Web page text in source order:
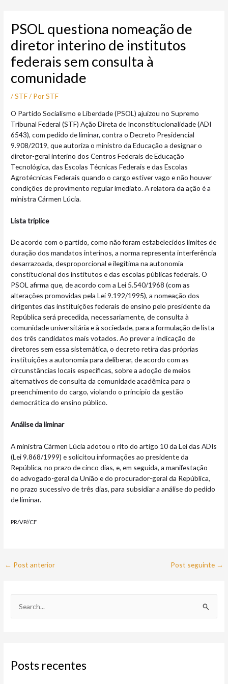
conteúdoPSOL questiona nomeação de
diretor interino de institutos
federais sem consulta à
comunidade
/STF/ PorSTF
O Partido Socialismo e Liberdade (PSOL) ajuizou no Supremo
Tribunal Federal (STF) Ação Direta de Inconstitucionalidade (ADI
6543), com pedido de liminar, contra o Decreto Presidencial
9.908/2019, que autoriza o ministro da Educação a designar o
diretor-geral interino dos Centros Federais de Educação
Tecnológica, das Escolas Técnicas Federais e das Escolas
Agrotécnicas Federais quando o cargo estiver vago e não houver
condições de provimento regular imediato. A relatora da ação é a
ministra Cármen Lúcia.
Lista tríplice
De acordo com o partido, como não foram estabelecidos limites de
duração dos mandatos interinos, a norma representa interferência
desarrazoada, desproporcional e ilegítima na autonomia
constitucional dos institutos e das escolas públicas federais. O
PSOL afirma que, de acordo com a Lei 5.540/1968 (com as
alterações promovidas pela Lei 9.192/1995), a nomeação dos
dirigentes das instituições federais de ensino pelo presidente da
República será precedida, necessariamente, de consulta à
comunidade universitária e à sociedade, para a formulação de lista
dos três candidatos mais votados. Ao prever a indicação de
diretores sem essa sistemática, o decreto retira das próprias
instituições a autonomia para deliberar, de acordo com as
circunstâncias locais específicas, sobre a adoção de meios
alternativos de consulta da comunidade acadêmica para o
preenchimento do cargo, violando o princípio da gestão
democrática do ensino público.
Análise da liminar
A ministra Cármen Lúcia adotou o rito do artigo 10 da Lei das ADIs
(Lei 9.868/1999) e solicitou informações ao presidente da
República, no prazo de cinco dias, e, em seguida, a manifestação
do advogado-geral da União e do procurador-geral da República,
no prazo sucessivo de três dias, para subsidiar a análise do pedido
de liminar.
PR/VP//CF
← Post anterior Post seguinte →
u
Posts recentes